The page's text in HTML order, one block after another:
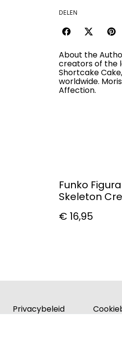
DELEN
About the
creators of the
Shortcake
worldwide.
Affection.
Funko
Skeleton
€ 16,95
Privacybeleid